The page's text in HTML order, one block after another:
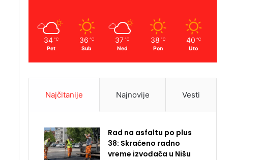
34 ℃
Pet
36 ℃
Sub
37 ℃
Ned
38 ℃
Pon
40 ℃
Uto
Najčitanije Najnovije Vesti
Rad na asfaltu po plus
38: Skraćeno radno
vreme izvođača u Nišu